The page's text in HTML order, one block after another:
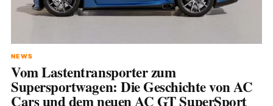
NEWS
Vom Lastentransporter zum
Supersportwagen: Die Geschichte von AC
Cars und dem neuen AC GT SuperSport